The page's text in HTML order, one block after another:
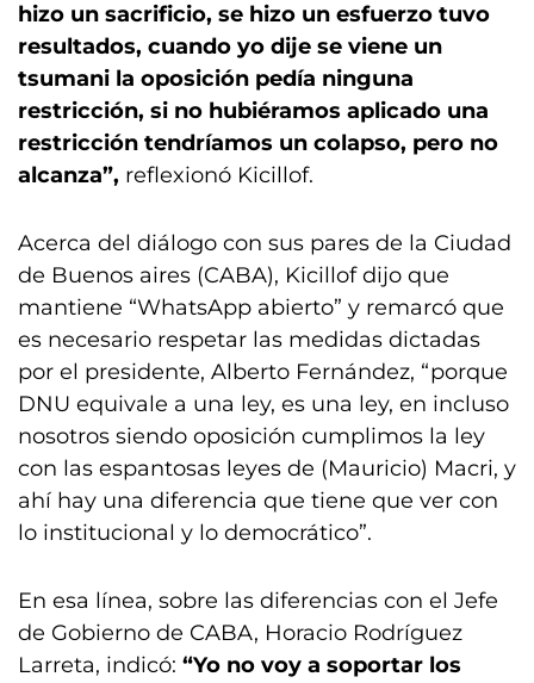
hizo un sacrificio, se hizo un esfuerzo tuvo
resultados, cuando yo dije se viene un
tsumani la oposición pedía ninguna
restricción, si no hubiéramos aplicado una
restricción tendríamos un colapso, pero no
alcanza”, reflexionó Kicillof.
Acerca del diálogo con sus pares de la Ciudad
de Buenos aires (CABA), Kicillof dijo que
mantiene “WhatsApp abierto” y remarcó que
es necesario respetar las medidas dictadas
por el presidente, Alberto Fernández, “porque
DNU equivale a una ley, es una ley, en incluso
nosotros siendo oposición cumplimos la ley
con las espantosas leyes de (Mauricio) Macri, y
ahí hay una diferencia que tiene que ver con
lo institucional y lo democrático”.
En esa línea, sobre las diferencias con el Jefe
de Gobierno de CABA, Horacio Rodríguez
Larreta, indicó: “Yo no voy a soportar los